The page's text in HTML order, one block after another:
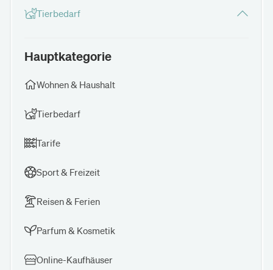
Tierbedarf
Hauptkategorie
Wohnen & Haushalt
Tierbedarf
Tarife
Sport & Freizeit
Reisen & Ferien
Parfum & Kosmetik
Online-Kaufhäuser